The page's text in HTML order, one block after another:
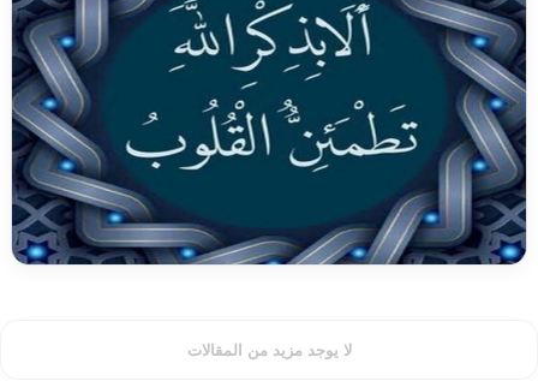
لا يوجد مزيد من المقالات